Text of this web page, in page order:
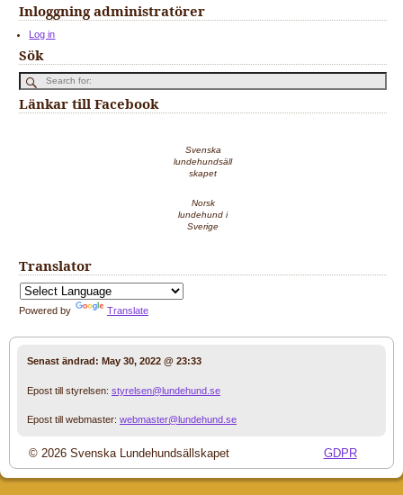
Inloggning administratörer
Log in
Sök
Länkar till Facebook
Svenska
lundehundsäll
skapet
Norsk
lundehund i
Sverige
Translator
Powered by Translate
Senast ändrad: May 30, 2022 @ 23:33
Epost till styrelsen: styrelsen@lundehund.se
Epost till webmaster: webmaster@lundehund.se
© 2026 Svenska Lundehundsällskapet GDPR